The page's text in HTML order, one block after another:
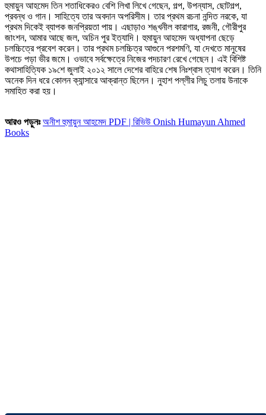
হুমায়ুন আহমেদ তিন শতাধিকেরও বেশি লিখা লিখে গেছেন, গল্প, উপন্যাস, ছোটগল্প,
প্রবন্ধ ও গান। সাহিত্যে তার অবদান অপরিসীম। তার প্রথম রচনা নন্দিত নরকে, যা
প্রথম দিকেই ব্যাপক জনপ্রিয়তা পায়। এছাড়াও শঙ্খনীল কারাগার, রজনী, গৌরীপুর
জাংশন, আমার আছে জল, অচিন পুর ইত্যাদি। হুমায়ুন আহমেদ অধ্যাপনা ছেড়ে
চলচ্চিত্রে প্রবেশ করেন। তার প্রথম চলচ্চিত্র আগুনে পরশমণি, যা দেখতে মানুষের
উপচে পড়া ভীর জমে। ওভাবে সর্বক্ষেত্রে নিজের পদচারণ রেখে গেছেন। এই বিশিষ্ট
কথাসাহিত্যিক ১৯শে জুলাই ২০১২ সালে দেশের বাহিরে শেষ নিঃশ্বাস ত্যাগ করেন। তিনি
অনেক দিন ধরে কোলন ক্যান্সারে আক্রান্ত ছিলেন। নুহাশ পল্লীর লিচু তলায় উনাকে
সমাহিত করা হয়।
আরও পড়ুনঃঅনীশ হুমায়ুন আহমেদ PDF | রিভিউ Onish Humayun Ahmed
Books